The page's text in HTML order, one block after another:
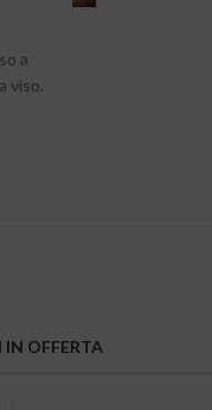
a
viso.
OFFERTA